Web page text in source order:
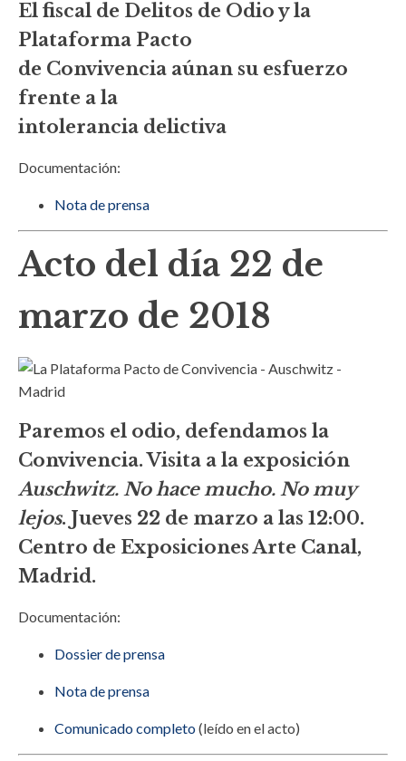
El fiscal de Delitos de Odio y la
Plataforma Pacto
de Convivencia aúnan su esfuerzo
frente a la
intolerancia delictiva
Documentación:
Nota de prensa
Acto del día 22 de
marzo de 2018
Paremos el odio, defendamos la
Convivencia. Visita a la exposición
Auschwitz. No hace mucho. No muy
lejos. Jueves 22 de marzo a las 12:00.
Centro de Exposiciones Arte Canal,
Madrid.
Documentación:
Dossier de prensa
Nota de prensa
Comunicado completo(leído en el acto)